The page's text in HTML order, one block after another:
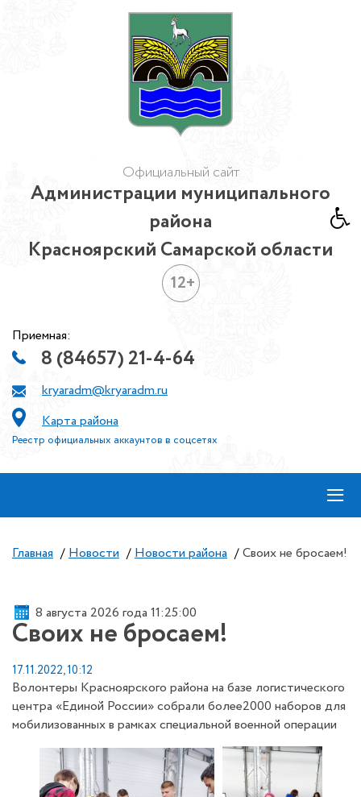
Официальный сайт
Администрации муниципального
района
Красноярский Самарской области
12+
Приемная:
8 (84657) 21-4-64
kryaradm@kryaradm.ru
Карта района
Реестр официальных аккаунтов в соцсетях
≡
Главная / Новости / Новости района / Своих не бросаем!
8 августа 2026 года 11:25:00
Своих не бросаем!
17.11.2022, 10:12
Волонтеры Красноярского района на базе логистического
центра «Единой России» собрали более2000 наборов для
мобилизованных в рамках специальной военной операции